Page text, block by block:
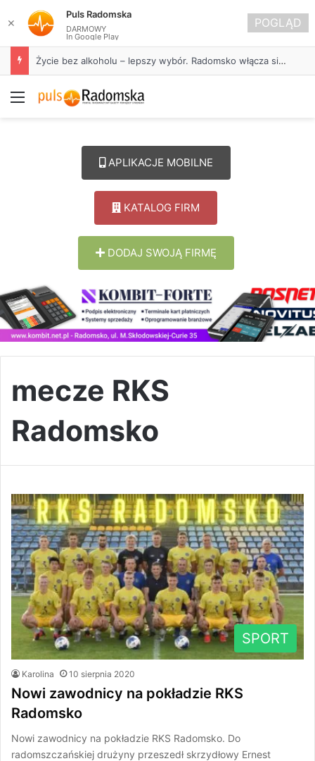
Życie bez alkoholu – lepszy wybór. Radomsko włącza się w Miesiąc Trzeźwości
Menu
APLIKACJE MOBILNE
KATALOG FIRM
DODAJ SWOJĄ FIRMĘ
mecze RKS
Radomsko
SPORT
Karolina 10 sierpnia 2020
Nowi zawodnicy na pokładzie RKS
Radomsko
Nowi zawodnicy na pokładzie RKS Radomsko. Do
radomszczańskiej drużyny przeszedł skrzydłowy Ernest
✕
Puls Radomska
DARMOWY
In Google Play
POGLĄD